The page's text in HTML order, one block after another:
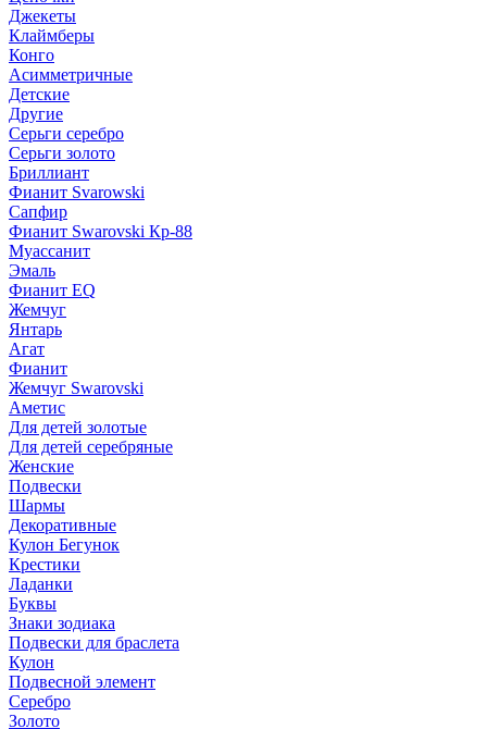
Джекеты
Клаймберы
Конго
Асимметричные
Детские
Другие
Серьги серебро
Серьги золото
Бриллиант
Фианит Svarowski
Сапфир
Фианит Swarovski Кр-88
Муассанит
Эмаль
Фианит EQ
Жемчуг
Янтарь
Агат
Фианит
Жемчуг Swarovski
Аметис
Для детей золотые
Для детей серебряные
Женские
Подвески
Шармы
Декоративные
Кулон Бегунок
Крестики
Ладанки
Буквы
Знаки зодиака
Подвески для браслета
Кулон
Подвесной элемент
Серебро
Золото